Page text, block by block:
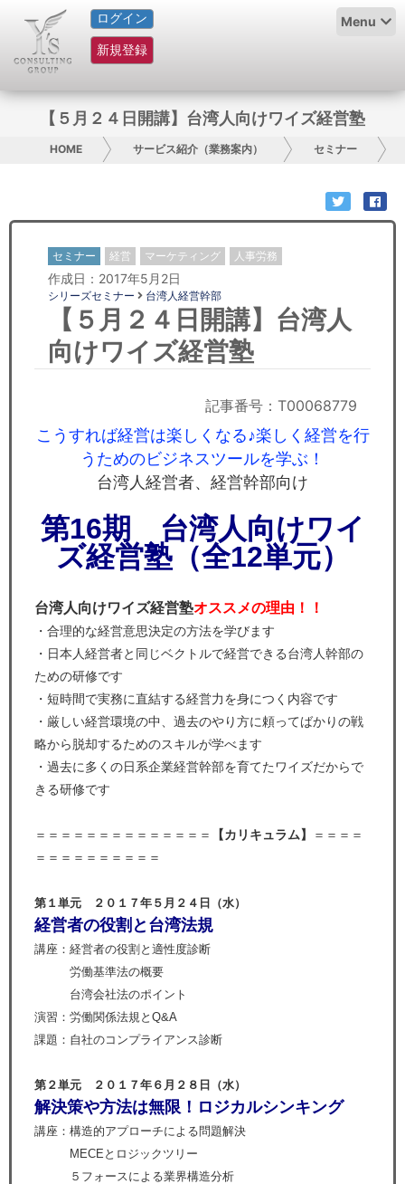
ログイン
新規登録
Menu
HOME
サービス紹介
コラム
グループ概要
日本人にPR
コンサルティング
リサーチ
経済ニュース
ＩＴ
【５月２４日開講】台湾人向けワイズ経営塾
HOME サービス紹介（業務案内） セミナー
セミナー 経営 マーケティング 人事労務
作成日：2017年5月2日
シリーズセミナー 台湾人経営幹部
【５月２４日開講】台湾人
向けワイズ経営塾
記事番号：T00068779
こうすれば経営は楽しくなる♪楽しく経営を行
うためのビジネスツールを学ぶ！
台湾人経営者、経営幹部向け
第16期 台湾人向けワイ
ズ経営塾（全12単元）
台湾人向けワイズ経営塾オススメの理由！！
・合理的な経営意思決定の方法を学びます
・日本人経営者と同じベクトルで経営できる台湾人幹部の
ための研修です
・短時間で実務に直結する経営力を身につく内容です
・厳しい経営環境の中、過去のやり方に頼ってばかりの戦
略から脱却するためのスキルが学べます
・過去に多くの日系企業経営幹部を育てたワイズだからで
きる研修です
＝＝＝＝＝＝＝＝＝＝＝＝＝＝ 【カリキュラム】
＝＝＝＝
＝＝＝＝＝＝＝＝＝＝
第１単元 ２０１７年５月２４日（水）
経営者の役割と台湾法規
講座：経営者の役割と適性度診断
労働基準法の概要
台湾会社法のポイント
演習：労働関係法規とQ&A
課題：自社のコンプライアンス診断
第２単元 ２０１７年６月２８日（水）
解決策や方法は無限！ロジカルシンキング
講座：構造的アプローチによる問題解決
MECEとロジックツリー
５フォースによる業界構造分析